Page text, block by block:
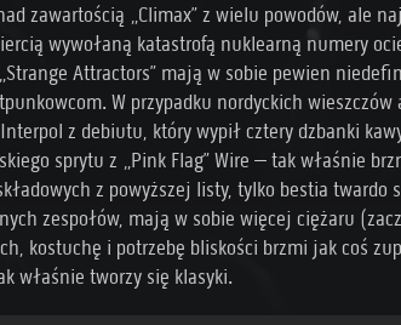
zawartością „Climax” z wielu powodów, ale
wywołaną katastrofą nuklearną numery
„Strange Attractors” mają w sobie pewien
W przypadku nordyckich
z debiutu, który wypił cztery dzbanki
sprytu z „Pink Flag” Wire – tak właśnie
z powyższej listy, tylko bestia
zespołów, mają w sobie więcej ciężaru
kostuchę i potrzebę bliskości brzmi jak coś
właśnie tworzy się klasyki.